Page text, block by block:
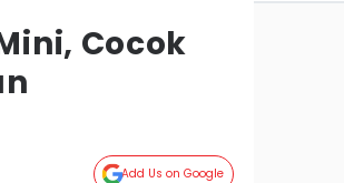
Cocok
Add Us on Google